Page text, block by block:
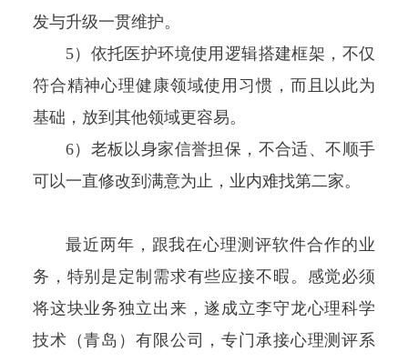
发与升级一贯维护。
5）依托医护环境使用逻辑搭建框架，不仅
符合精神心理健康领域使用习惯，而且以此为
基础，放到其他领域更容易。
6）老板以身家信誉担保，不合适、不顺手
可以一直修改到满意为止，业内难找第二家。
最近两年，跟我在心理测评软件合作的业
务，特别是定制需求有些应接不暇。感觉必须
将这块业务独立出来，遂成立李守龙心理科学
技术（青岛）有限公司，专门承接心理测评系